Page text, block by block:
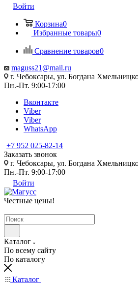
Войти
Корзина0
Избранные товары0
Сравнение товаров0
maguss21@mail.ru
г. Чебоксары, ул. Богдана
Пн.-Пт. 9:00-17:00
Вконтакте
Viber
Viber
WhatsApp
+7 952 025-82-14
Заказать звонок
г. Чебоксары, ул. Богдана
Пн.-Пт. 9:00-17:00
Войти
Честные цены!
Каталог
По всему сайту
По каталогу
Каталог